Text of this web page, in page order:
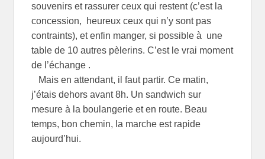
souvenirs et rassurer ceux qui restent (c’est la
concession, heureux ceux qui n’y sont pas
contraints), et enfin manger, si possible à une
table de 10 autres pèlerins. C’est le vrai moment
de l’échange .
Mais en attendant, il faut partir. Ce matin,
j’étais dehors avant 8h. Un sandwich sur
mesure à la boulangerie et en route. Beau
temps, bon chemin, la marche est rapide
aujourd’hui.